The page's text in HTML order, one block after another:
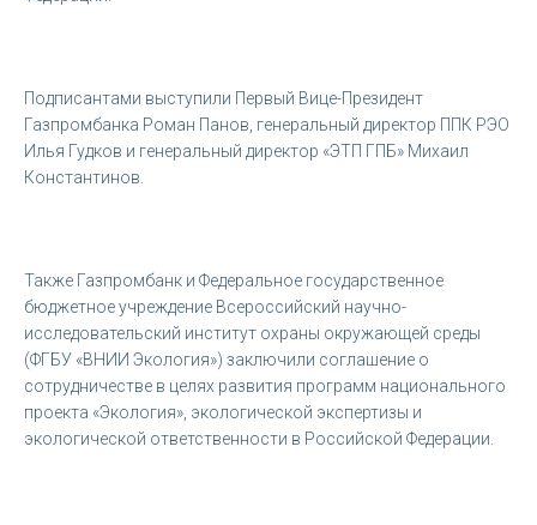
Подписантами выступили Первый Вице-Президент
Газпромбанка Роман Панов, генеральный директор ППК РЭО
Илья Гудков и генеральный директор «ЭТП ГПБ» Михаил
Константинов.
Также Газпромбанк и Федеральное государственное
бюджетное учреждение Всероссийский научно-
исследовательский институт охраны окружающей среды
(ФГБУ «ВНИИ Экология») заключили соглашение о
сотрудничестве в целях развития программ национального
проекта «Экология», экологической экспертизы и
экологической ответственности в Российской Федерации.